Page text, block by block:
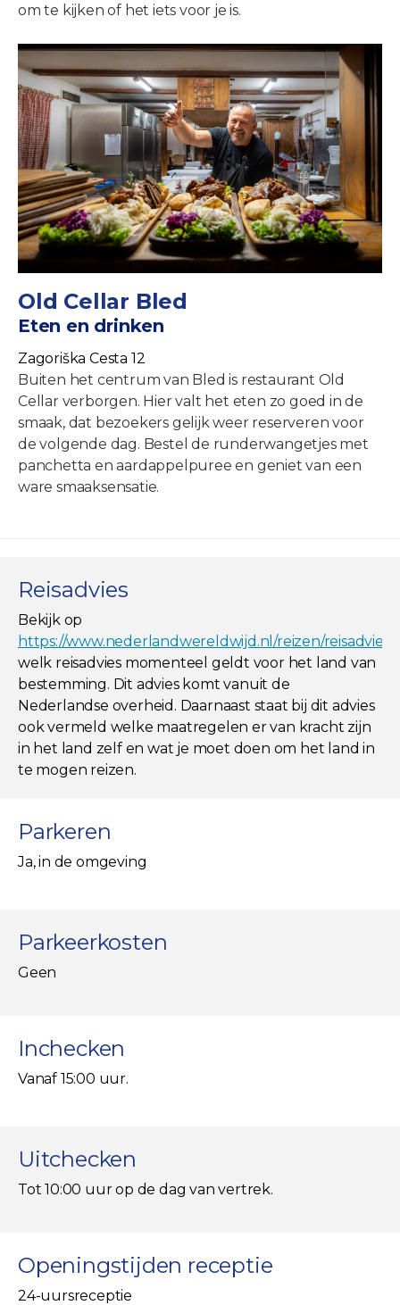
om te kijken of het iets voor je is.
Old Cellar Bled
Eten en drinken
Zagoriška Cesta 12
Buiten het centrum van Bled is restaurant Old
Cellar verborgen. Hier valt het eten zo goed in de
smaak, dat bezoekers gelijk weer reserveren voor
de volgende dag. Bestel de runderwangetjes met
panchetta en aardappelpuree en geniet van een
ware smaaksensatie.
Reisadvies
Bekijk op
https://www.nederlandwereldwijd.nl/reizen/
welk reisadvies momenteel geldt voor het land van
bestemming. Dit advies komt vanuit de
Nederlandse overheid. Daarnaast staat bij dit advies
ook vermeld welke maatregelen er van kracht zijn
in het land zelf en wat je moet doen om het land in
te mogen reizen.
Parkeren
Ja, in de omgeving
Parkeerkosten
Geen
Inchecken
Vanaf 15:00 uur.
Uitchecken
Tot 10:00 uur op de dag van vertrek.
Openingstijden receptie
24-uursreceptie